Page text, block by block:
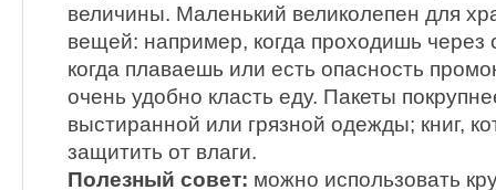
величины. Маленький великолепен для
вещей: например, когда проходишь через
когда плаваешь или есть опасность
очень удобно класть еду. Пакеты
выстиранной или грязной одежды; книг,
защитить от влаги.
Полезный совет: можно использовать